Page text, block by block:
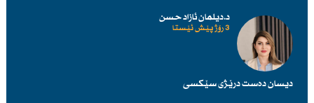
د.دیلمان ئازاد حسن
3 رۆژ پێش ئێستا
دیسان دەست درێژی سێكسی